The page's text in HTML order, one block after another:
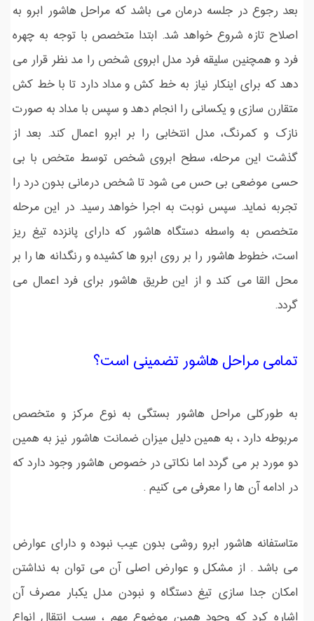
بعد رجوع در جلسه درمان می باشد که مراحل هاشور ابرو به
اصلاح تازه شروع خواهد شد. ابتدا متخصص با توجه به چهره
فرد و همچنین سلیقه فرد مدل ابروی شخص را مد نظر قرار می
دهد که برای اینکار نیاز به خط کش و مداد دارد تا با خط کش
متقارن سازی و یکسانی را انجام دهد و سپس با مداد به صورت
نازک و کمرنگ، مدل انتخابی را بر ابرو اعمال کند. بعد از
گذشت این مرحله، سطح ابروی شخص توسط متخص با بی
حسی موضعی بی حس می شود تا شخص درمانی بدون درد را
تجربه نماید. سپس نوبت به اجرا خواهد رسید. در این مرحله
متخصص به واسطه دستگاه هاشور که دارای پانزده تیغ ریز
است، خطوط هاشور را بر روی ابرو ها کشیده و رنگدانه ها را بر
محل القا می کند و از این طریق هاشور برای فرد اعمال می
گردد.
تمامی مراحل هاشور تضمینی است؟
به طورکلی مراحل هاشور بستگی به نوع مرکز و متخصص
مربوطه دارد ، به همین دلیل میزان ضمانت هاشور نیز به همین
دو مورد بر می گردد اما نکاتی در خصوص هاشور وجود دارد که
در ادامه آن ها را معرفی می کنیم .
متاستفانه هاشور ابرو روشی بدون عیب نبوده و دارای عوارض
می باشد . از مشکل و عوارض اصلی آن می توان به نداشتن
امکان جدا سازی تیغ دستگاه و نبودن مدل یکبار مصرف آن